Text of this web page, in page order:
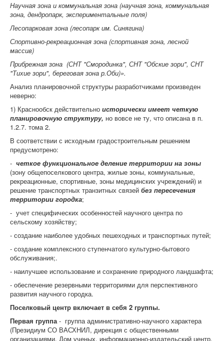
Научная зона и коммунальная зона (научная зона, коммунальная
зона, дендропарк, экспериментальные поля)
Лесопарковая зона (лесопарк им. Синягина)
Спортивно-рекреационная зона (спортивная зона, лесной
массив)
Прибрежная зона (СНТ "Смородинка", СНТ "Обские зори", СНТ
"Тихие зори", береговая зона р.Оби)».
Анализ планировочной структуры разработчиками произведен
неверно:
1) Краснообск действительно исторически имеет четкую
планировочную структуру, но вовсе не ту, что описана в п.
1.2.7. тома 2.
В соответствии с исходным градостроительным решением
предусмотрено:
- четкое функциональное деление территории на зоны
(зону общепоселкового центра, жилые зоны, коммунальные,
рекреационные, спортивные, зоны медицинских учреждений) и
решение транспортных транзитных связей без пересечения
территории городка;
- учет специфических особенностей научного центра по
сельскому хозяйству;
- создание наиболее удобных пешеходных и транспортных путей;
- создание комплексного ступенчатого культурно-бытового
обслуживания;.
- наилучшее использование и сохранение природного ландшафта;
- обеспечение резервными территориями для перспективного
развития научного городка.
Поселковый центр включает в себя 2 группы.
Первая группа- группа административно-научного характера
(Президиум СО ВАСХНИЛ, дирекция с общественными
организациями, Дом ученых, информационно-издательский центр,